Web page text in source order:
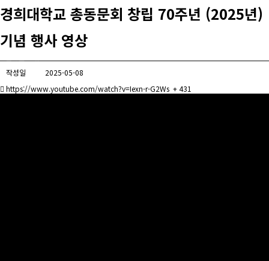
총동문회 뉴스
경희대학교 총동문회 창립 70주년 (2025년)
기념 행사 영상
작성일
2025-05-08
https://www.youtube.com/watch?v=Iexn-r-G2Ws + 431